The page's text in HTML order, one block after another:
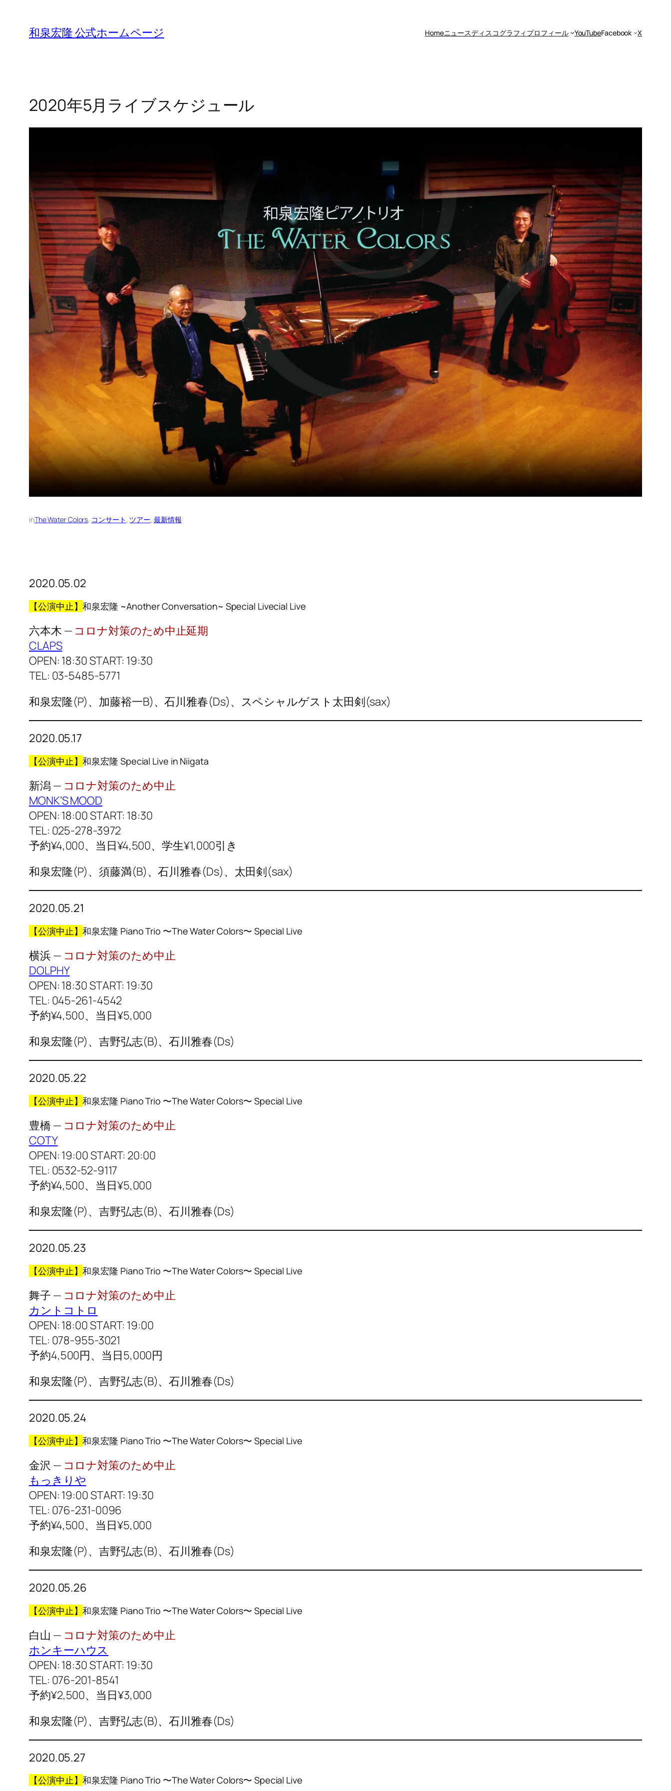
content
和泉宏隆 公式ホームページ Homeニュースディスコグラフィ プロフィール YouTubeFacebook X
2020年5月ライブスケジュール
inThe Water Colors, コンサート, ツアー, 最新情報
2020.05.02
【公演中止】和泉宏隆 ~Another Conversation~ Special Livecial Live
六本木 — コロナ対策のため中止延期
CLAPS
OPEN: 18:30 START: 19:30
TEL: 03-5485-5771
和泉宏隆(P)、加藤裕一B)、石川雅春(Ds)、スペシャルゲスト太田剣(sax)
2020.05.17
【公演中止】和泉宏隆 Special Live in Niigata
新潟 — コロナ対策のため中止
MONK’S MOOD
OPEN: 18:00 START: 18:30
TEL: 025-278-3972
予約¥4,000、当日¥4,500、学生¥1,000引き
和泉宏隆(P)、須藤満(B)、石川雅春(Ds)、太田剣(sax)
2020.05.21
【公演中止】和泉宏隆 Piano Trio 〜The Water Colors〜 Special Live
横浜 — コロナ対策のため中止
DOLPHY
OPEN: 18:30 START: 19:30
TEL: 045-261-4542
予約¥4,500、当日¥5,000
和泉宏隆(P)、吉野弘志(B)、石川雅春(Ds)
2020.05.22
【公演中止】和泉宏隆 Piano Trio 〜The Water Colors〜 Special Live
豊橋 — コロナ対策のため中止
COTY
OPEN: 19:00 START: 20:00
TEL: 0532-52-9117
予約¥4,500、当日¥5,000
和泉宏隆(P)、吉野弘志(B)、石川雅春(Ds)
2020.05.23
【公演中止】和泉宏隆 Piano Trio 〜The Water Colors〜 Special Live
舞子 — コロナ対策のため中止
カントコトロ
OPEN: 18:00 START: 19:00
TEL: 078-955-3021
予約4,500円、当日5,000円
和泉宏隆(P)、吉野弘志(B)、石川雅春(Ds)
2020.05.24
【公演中止】和泉宏隆 Piano Trio 〜The Water Colors〜 Special Live
金沢 — コロナ対策のため中止
もっきりや
OPEN: 19:00 START: 19:30
TEL: 076-231-0096
予約¥4,500、当日¥5,000
和泉宏隆(P)、吉野弘志(B)、石川雅春(Ds)
2020.05.26
【公演中止】和泉宏隆 Piano Trio 〜The Water Colors〜 Special Live
白山 — コロナ対策のため中止
ホンキーハウス
OPEN: 18:30 START: 19:30
TEL: 076-201-8541
予約¥2,500、当日¥3,000
和泉宏隆(P)、吉野弘志(B)、石川雅春(Ds)
2020.05.27
【公演中止】和泉宏隆 Piano Trio 〜The Water Colors〜 Special Live